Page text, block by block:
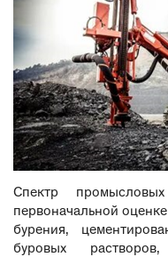
Спектр
первоначальной
бурения,
буровых